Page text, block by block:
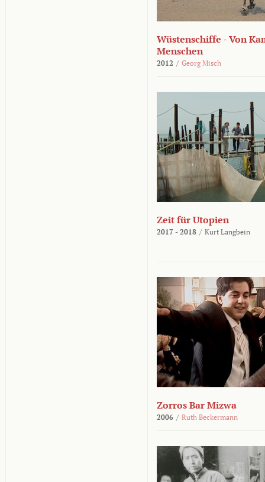
Wüstenschiffe - Von
Menschen
2012 / Georg Misch
Zeit für Utopien
2017 - 2018 / Kurt Langbein
Zorros Bar Mizwa
2006 / Ruth Beckermann